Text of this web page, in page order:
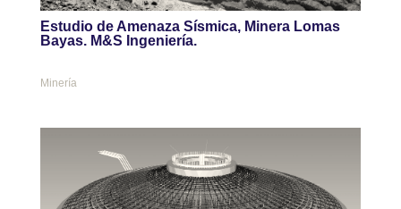
Estudio de Amenaza Sísmica, Minera Lomas
Bayas. M&S Ingeniería.
Minería